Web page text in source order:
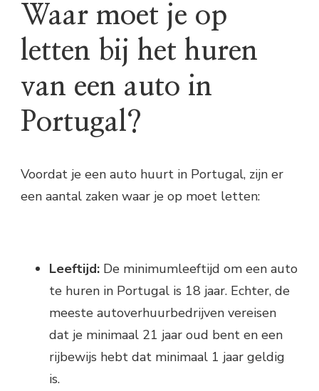
Waar moet je op
letten bij het huren
van een auto in
Portugal?
Voordat je een auto huurt in Portugal, zijn er
een aantal zaken waar je op moet letten:
Leeftijd: De minimumleeftijd om een auto
te huren in Portugal is 18 jaar. Echter, de
meeste autoverhuurbedrijven vereisen
dat je minimaal 21 jaar oud bent en een
rijbewijs hebt dat minimaal 1 jaar geldig
is.